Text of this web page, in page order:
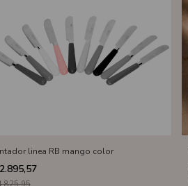
linea RB mango color